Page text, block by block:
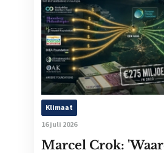
Klimaat
16 juli 2026
Marcel Crok: